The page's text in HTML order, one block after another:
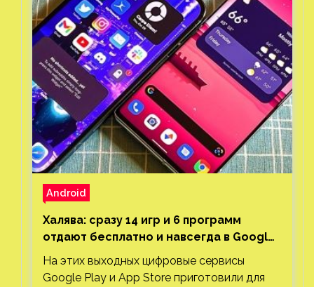
Android
Халява: сразу 14 игр и 6 программ
отдают бесплатно и навсегда в Google
Play и App Store. Есть проект с 1 млн
загрузок
На этих выходных цифровые сервисы
Google Play и App Store приготовили для